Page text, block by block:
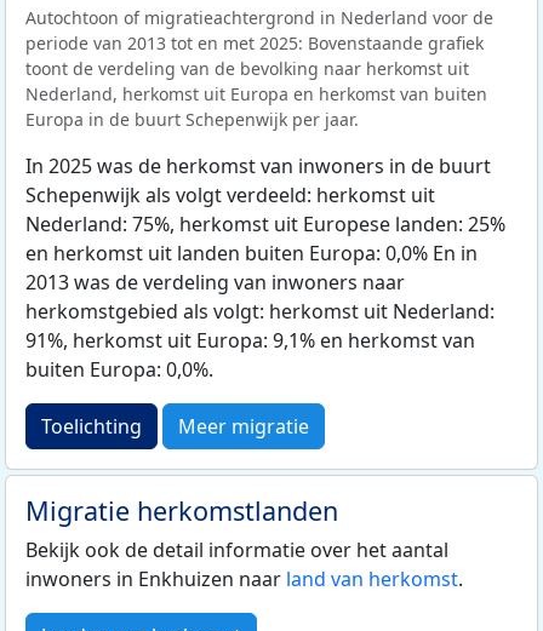
Autochtoon of migratieachtergrond in Nederland voor de
periode van 2013 tot en met 2025: Bovenstaande grafiek
toont de verdeling van de bevolking naar herkomst uit
Nederland, herkomst uit Europa en herkomst van buiten
Europa in de buurt Schepenwijk per jaar.
In 2025 was de herkomst van inwoners in de buurt
Schepenwijk als volgt verdeeld: herkomst uit
Nederland: 75%, herkomst uit Europese landen: 25%
en herkomst uit landen buiten Europa: 0,0% En in
2013 was de verdeling van inwoners naar
herkomstgebied als volgt: herkomst uit Nederland:
91%, herkomst uit Europa: 9,1% en herkomst van
buiten Europa: 0,0%.
Toelichting Meer migratie
Migratie herkomstlanden
Bekijk ook de detail informatie over het aantal
inwoners in Enkhuizen naar land van herkomst.